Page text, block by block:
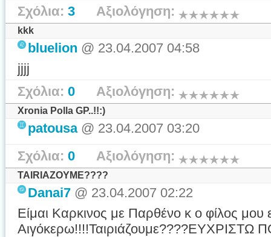
Σχόλια: 3 Αξιολόγηση:
kkk
bluelion @ 23.04.2007 04:58
jjjj
Σχόλια: 0 Αξιολόγηση:
Xronia Polla GP..!!:)
patousa@ 23.04.2007 03:20
Σχόλια: 0 Αξιολόγηση:
TAIRIAZOYME????
Danai7 @ 23.04.2007 02:22
Είμαι Καρκινος με Παρθένο κ ο φίλος μου
Αιγόκερω!!!!Ταιριάζουμε????ΕΥΧΡΙΣΤΩ